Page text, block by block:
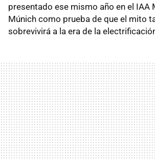
presentado ese mismo año en el IAA
Múnich como prueba de que el mito
sobrevivirá a la era de la